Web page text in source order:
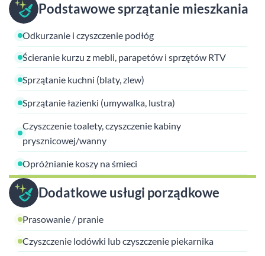
Podstawowe sprzątanie mieszkania
Odkurzanie i czyszczenie podłóg
Ścieranie kurzu z mebli, parapetów i sprzętów RTV
Sprzątanie kuchni (blaty, zlew)
Sprzątanie łazienki (umywalka, lustra)
Czyszczenie toalety, czyszczenie kabiny
prysznicowej/wanny
Opróżnianie koszy na śmieci
Dodatkowe usługi porządkowe
Prasowanie / pranie
Czyszczenie lodówki lub czyszczenie piekarnika